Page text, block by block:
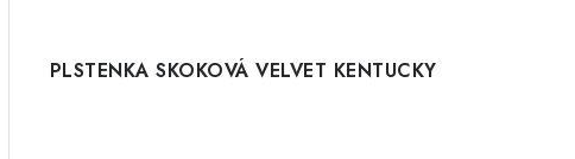
PLSTENKA SKOKOVÁ VELVET KENTUCKY